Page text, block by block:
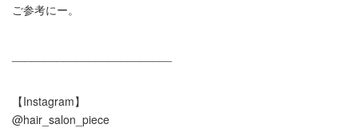
ご参考にー。
【Instagram】
@hair_salon_piece